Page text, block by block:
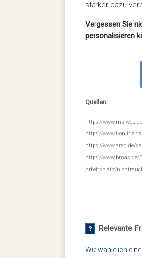
stärker dazu
Vergessen Sie
personalisieren
Quellen:
https://www.mz-
https://www.t-
https://www.arag.de/
https://www.bmas.de/
Arbeitsplatz/
Relevante
Wie wähle ich